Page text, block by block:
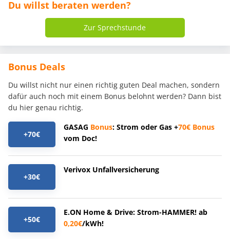
Du willst beraten werden?
Zur Sprechstunde
Bonus Deals
Du willst nicht nur einen richtig guten Deal machen, sondern
dafür auch noch mit einem Bonus belohnt werden? Dann bist
du hier genau richtig.
+70€
GASAG Bonus: Strom oder Gas +70€ Bonus
vom Doc!
+30€
Verivox Unfallversicherung
+50€
E.ON Home & Drive: Strom-HAMMER! ab
0,20€/kWh!